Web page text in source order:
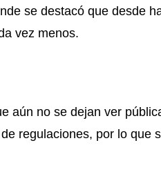
se destacó que desde
vez menos.
aún no se dejan ver
regulaciones, por lo que